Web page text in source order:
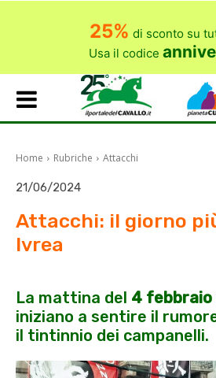
25% di sconto su
Usa il codice
Home Rubriche Attacchi
21/06/2024
Attacchi: il giorno
Ivrea
La mattina del 4 febbraio
iniziano a sentire il
il tintinnio dei campanelli.